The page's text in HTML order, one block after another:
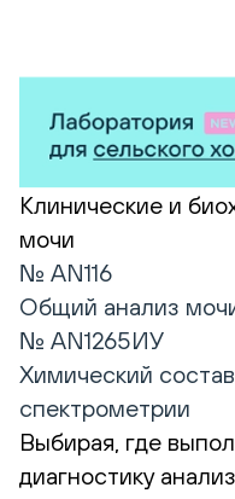
Клинические и
мочи
№ AN116
Общий анализ
№ AN1265ИУ
Химический
спектрометрии
Выбирая, где
диагностику